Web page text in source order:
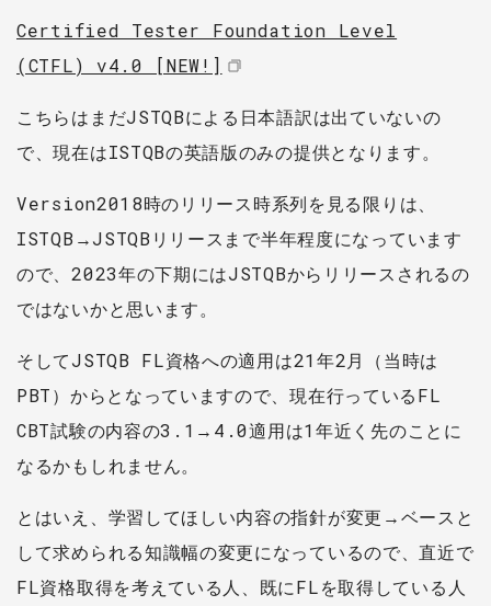
Certified Tester Foundation Level
(CTFL) v4.0 [NEW!]
こちらはまだJSTQBによる日本語訳は出ていないの
で、現在はISTQBの英語版のみの提供となります。
Version2018時のリリース時系列を見る限りは、
ISTQB→JSTQBリリースまで半年程度になっています
ので、2023年の下期にはJSTQBからリリースされるの
ではないかと思います。
そしてJSTQB FL資格への適用は21年2月（当時は
PBT）からとなっていますので、現在行っているFL
CBT試験の内容の3.1→4.0適用は1年近く先のことに
なるかもしれません。
とはいえ、学習してほしい内容の指針が変更→ベースと
して求められる知識幅の変更になっているので、直近で
FL資格取得を考えている人、既にFLを取得している人